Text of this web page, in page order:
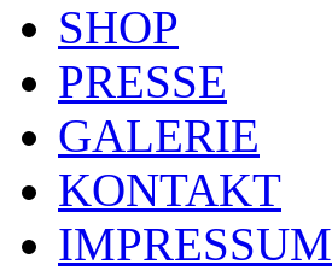
SHOP
PRESSE
GALERIE
KONTAKT
IMPRESSUM